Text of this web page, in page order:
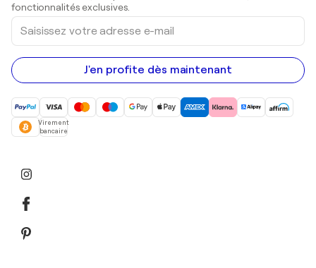
fonctionnalités exclusives.
Saisissez
votre
adresse
e-
mail
J'en profite dès maintenant
Virement
bancaire